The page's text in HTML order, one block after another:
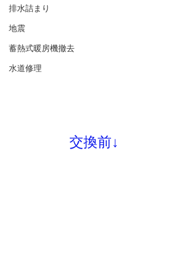
排水詰まり
地震
蓄熱式暖房機撤去
水道修理
交換前↓